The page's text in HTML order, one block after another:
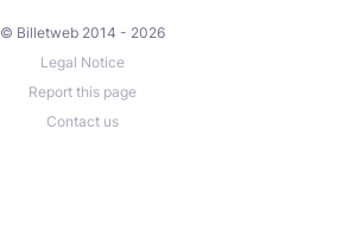
© Billetweb 2014 - 2026
Legal Notice
Report this page
Contact us